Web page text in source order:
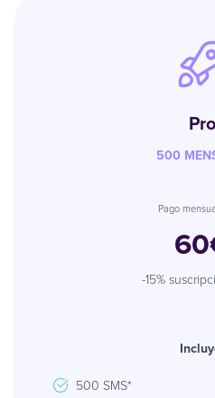
Pro
500
Pago
-15%
500 SMS*